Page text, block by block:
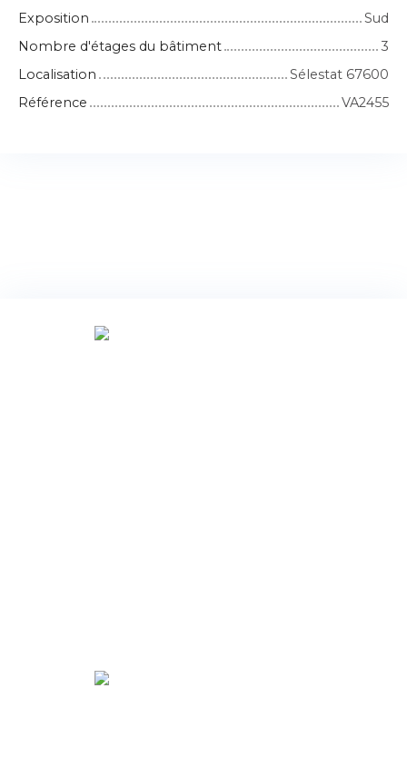
Exposition
Sud
Nombre d'étages du bâtiment
3
Localisation
Sélestat 67600
Référence
VA2455